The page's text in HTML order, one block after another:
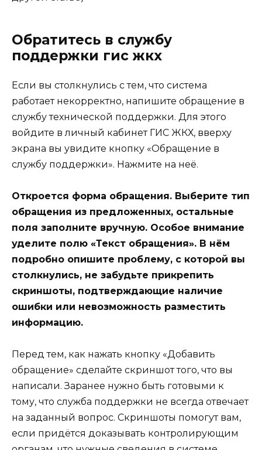
Обратитесь в службу
поддержки гис жкх
Если вы столкнулись с тем, что система
работает некорректно, напишите обращение в
службу технической поддержки. Для этого
войдите в личный кабинет ГИС ЖКХ, вверху
экрана вы увидите кнопку «Обращение в
службу поддержки». Нажмите на неё.
Откроется форма обращения. Выберите тип
обращения из предложенных, остальные
поля заполните вручную. Особое внимание
уделите полю «Текст обращения». В нём
подробно опишите проблему, с которой вы
столкнулись, не забудьте прикрепить
скриншоты, подтверждающие наличие
ошибки или невозможность разместить
информацию.
Перед тем, как нажать кнопку «Добавить
обращение» сделайте скриншот того, что вы
написали. Заранее нужно быть готовыми к
тому, что служба поддержки не всегда отвечает
на заданный вопрос. Скриншоты помогут вам,
если придётся доказывать контролирующим